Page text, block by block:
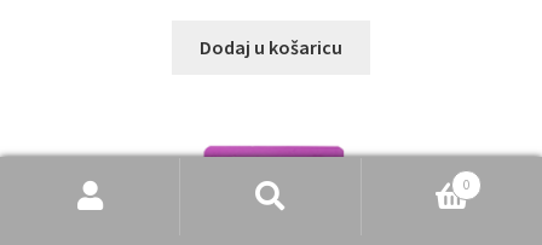
Dodaj u košaricu
0